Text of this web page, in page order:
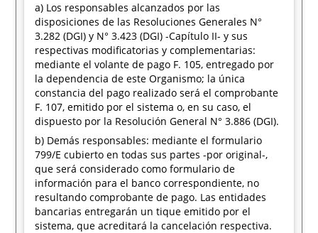
a) Los responsables alcanzados por las
disposiciones de las Resoluciones Generales N°
3.282 (DGI) y N° 3.423 (DGI) -Capítulo II- y sus
respectivas modificatorias y complementarias:
mediante el volante de pago F. 105, entregado por
la dependencia de este Organismo; la única
constancia del pago realizado será el comprobante
F. 107, emitido por el sistema o, en su caso, el
dispuesto por la Resolución General N° 3.886 (DGI).
b) Demás responsables: mediante el formulario
799/E cubierto en todas sus partes -por original-,
que será considerado como formulario de
información para el banco correspondiente, no
resultando comprobante de pago. Las entidades
bancarias entregarán un tique emitido por el
sistema, que acreditará la cancelación respectiva.